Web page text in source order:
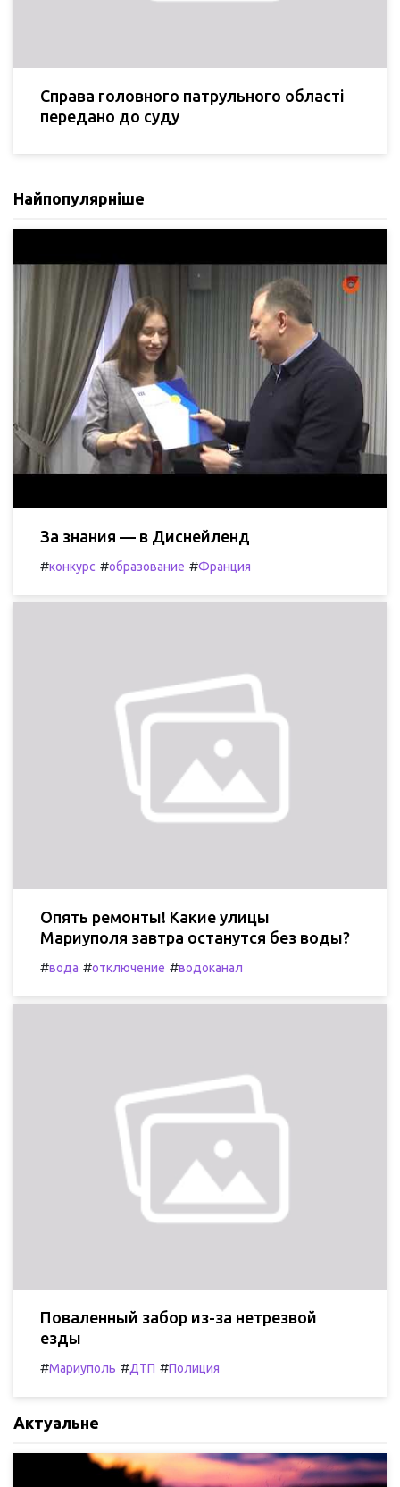
Справа головного патрульного області
передано до суду
Найпопулярніше
За знания — в Диснейленд
#конкурс #образование #Франция
Опять ремонты! Какие улицы
Мариуполя завтра останутся без воды?
#вода #отключение #водоканал
Поваленный забор из-за нетрезвой
езды
#Мариуполь #ДТП #Полиция
Актуальне